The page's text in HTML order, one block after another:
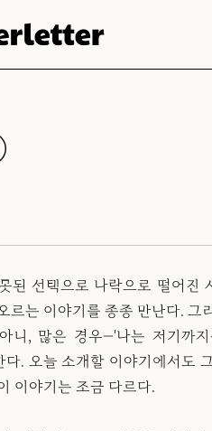
된 선택으로 나락으로 떨어진
르는 이야기를 종종 만난다. 그
니, 많은 경우—'나는 저기까
. 오늘 소개할 이야기에서도
이야기는 조금 다르다.